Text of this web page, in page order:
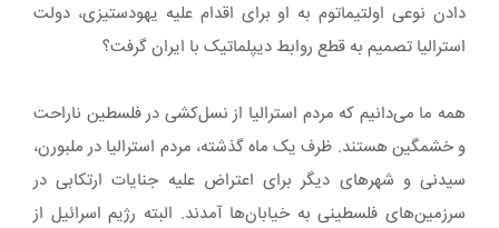
دادن نوعی اولتیماتوم به او برای اقدام علیه یهودستیزی، دولت
استرالیا تصمیم به قطع روابط دیپلماتیک با ایران گرفت؟
همه ما می‌دانیم که مردم استرالیا از نسل‌کشی در فلسطین ناراحت
و خشمگین هستند. ظرف یک ماه گذشته، مردم استرالیا در ملبورن،
سیدنی و شهرهای دیگر برای اعتراض علیه جنایات ارتکابی در
سرزمین‌های فلسطینی به خیابان‌ها آمدند. البته رژیم اسرائیل از